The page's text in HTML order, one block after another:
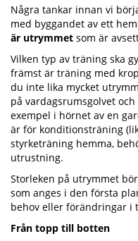
Några tankar innan vi
med byggandet av ett
är utrymmet som är
Vilken typ av träning ska
främst är träning med
du inte lika mycket
på vardagsrumsgolvet
exempel i hörnet av en
är för konditionsträning
styrketräning hemma,
utrustning.
Storleken på utrymmet
som anges i den första
behov eller förändringar i
Från topp till botten